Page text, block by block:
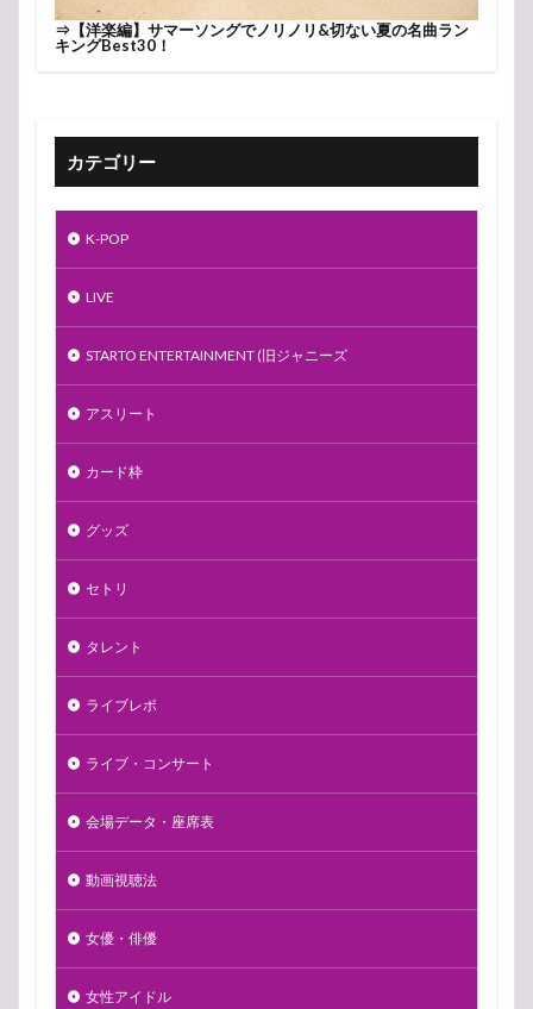
⇒ 【洋楽編】サマーソングでノリノリ&切ない夏の名曲ラン
キングBest30！
カテゴリー
K-POP
LIVE
STARTO ENTERTAINMENT (旧ジャニーズ
アスリート
カード枠
グッズ
セトリ
タレント
ライブレポ
ライブ・コンサート
会場データ・座席表
動画視聴法
女優・俳優
女性アイドル